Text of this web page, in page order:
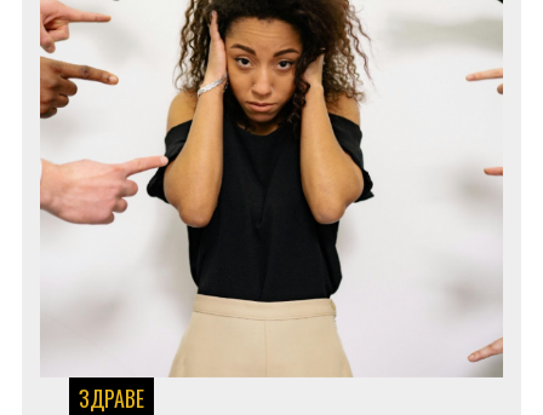
ЗДРАВЕ